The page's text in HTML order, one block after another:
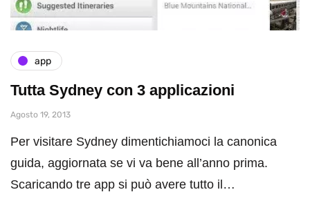
app
Tutta Sydney con 3 applicazioni
Agosto 19, 2013
Per visitare Sydney dimentichiamoci la canonica
guida, aggiornata se vi va bene all’anno prima.
Scaricando tre app si può avere tutto il…